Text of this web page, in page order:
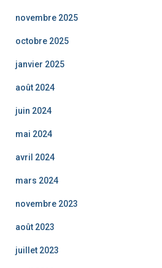
novembre 2025
octobre 2025
janvier 2025
août 2024
juin 2024
mai 2024
avril 2024
mars 2024
novembre 2023
août 2023
juillet 2023